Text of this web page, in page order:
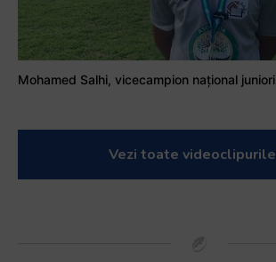
Vezi toate videoclipurile